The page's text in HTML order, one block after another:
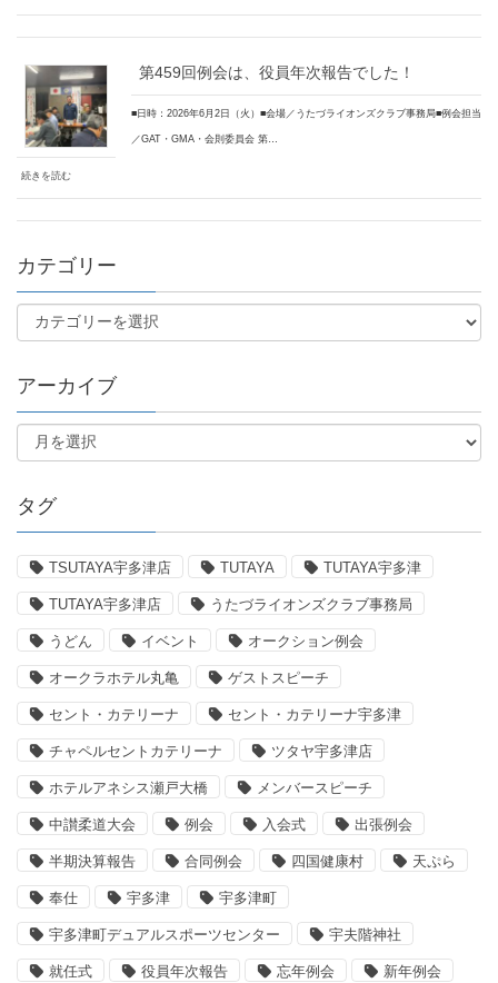
第459回例会は、役員年次報告でした！
■日時：2026年6月2日（火）■会場／うたづライオンズクラブ事務局■例会担当
／GAT・GMA・会則委員会 第…
続きを読む
カテゴリー
アーカイブ
タグ
TSUTAYA宇多津店 TUTAYA TUTAYA宇多津
TUTAYA宇多津店 うたづライオンズクラブ事務局
うどん イベント オークション例会
オークラホテル丸亀 ゲストスピーチ
セント・カテリーナ セント・カテリーナ宇多津
チャペルセントカテリーナ ツタヤ宇多津店
ホテルアネシス瀬戸大橋 メンバースピーチ
中讃柔道大会 例会 入会式 出張例会
半期決算報告 合同例会 四国健康村 天ぷら
奉仕 宇多津 宇多津町
宇多津町デュアルスポーツセンター 宇夫階神社
就任式 役員年次報告 忘年例会 新年例会